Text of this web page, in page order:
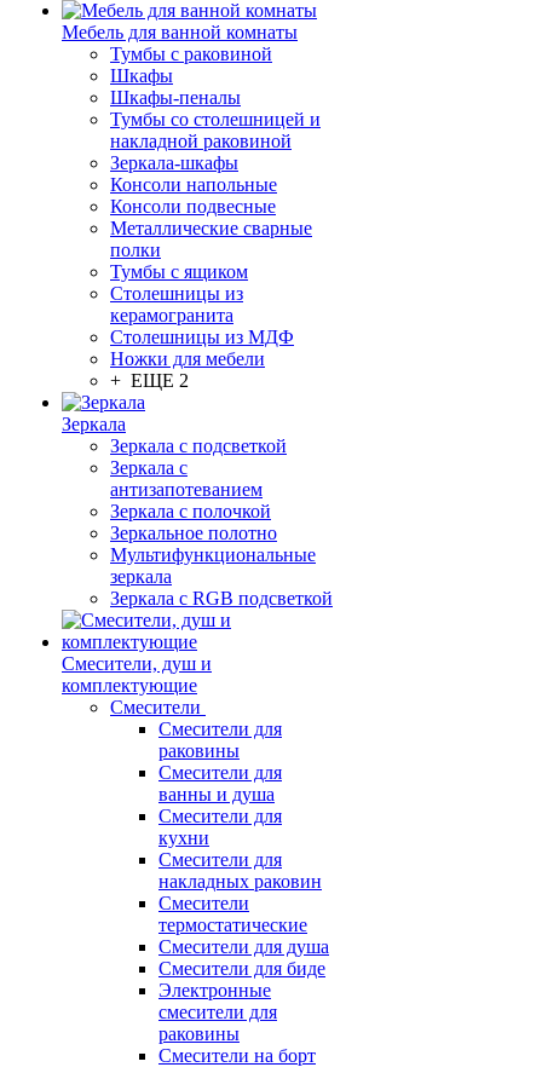
Мебель для ванной комнаты
Тумбы с раковиной
Шкафы
Шкафы-пеналы
Тумбы со столешницей и
накладной раковиной
Зеркала-шкафы
Консоли напольные
Консоли подвесные
Металлические сварные
полки
Тумбы с ящиком
Столешницы из
керамогранита
Столешницы из МДФ
Ножки для мебели
+ ЕЩЕ 2
Зеркала
Зеркала с подсветкой
Зеркала с
антизапотеванием
Зеркала с полочкой
Зеркальное полотно
Мультифункциональные
зеркала
Зеркала c RGB подсветкой
Смесители, душ и
комплектующие
Смесители
Смесители для
раковины
Смесители для
ванны и душа
Смесители для
кухни
Смесители для
накладных раковин
Смесители
термостатические
Смесители для душа
Смесители для биде
Электронные
смесители для
раковины
Смесители на борт